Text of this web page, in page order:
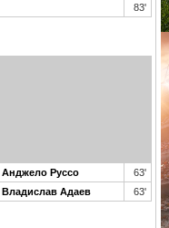
83'
Анджело Руссо
63'
Владислав Адаев 63'